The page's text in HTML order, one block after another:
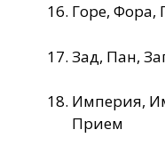
Горе, Фора,
Зад, Пан,
Империя,
Прием